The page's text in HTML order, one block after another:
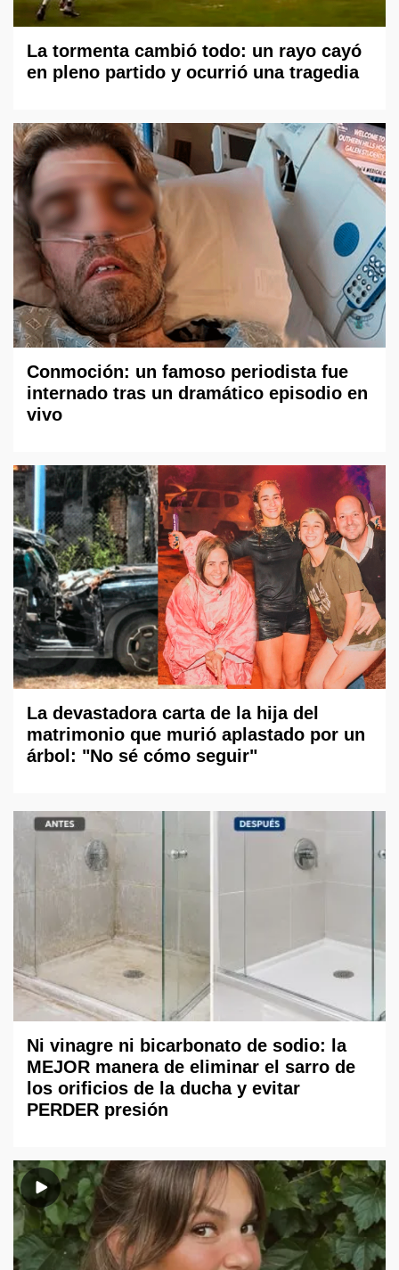
La tormenta cambió todo: un rayo cayó
en pleno partido y ocurrió una tragedia
Conmoción: un famoso periodista fue
internado tras un dramático episodio en
vivo
La devastadora carta de la hija del
matrimonio que murió aplastado por un
árbol: "No sé cómo seguir"
Ni vinagre ni bicarbonato de sodio: la
MEJOR manera de eliminar el sarro de
los orificios de la ducha y evitar
PERDER presión